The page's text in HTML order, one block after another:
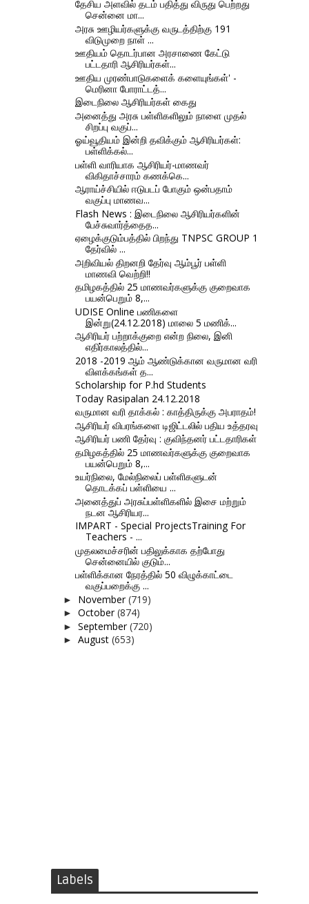
தேசிய அளவில் தடம் பதித்து விருது பெற்றது
சென்னை மா...
அரசு ஊழியர்களுக்கு வருடத்திற்கு 191
விடுமுறை நாள் ...
ஊதியம் தொடர்பான அரசாணை கேட்டு
பட்டதாரி ஆசிரியர்கள்...
ஊதிய முரண்பாடுகளைக் களையுங்கள்' -
மெரினா போராட்டத்...
இடைநிலை ஆசிரியர்கள் கைது
அனைத்து அரசு பள்ளிகளிலும் நாளை முதல்
சிறப்பு வகுப்...
ஓய்வூதியம் இன்றி தவிக்கும் ஆசிரியர்கள்:
பள்ளிக்கல்...
பள்ளி வாரியாக ஆசிரியர்-மாணவர்
விகிதாச்சாரம் கணக்கெ...
ஆராய்ச்சியில் ஈடுபடப் போகும் ஒன்பதாம்
வகுப்பு மாணவ...
Flash News : இடைநிலை ஆசிரியர்களின்
பேச்சுவார்த்தைத...
ஏழைக்குடும்பத்தில் பிறந்து TNPSC GROUP 1
தேர்வில் ...
அறிவியல் திறனறி தேர்வு ஆம்பூர் பள்ளி
மாணவி வெற்றி!!
தமிழகத்தில் 25 மாணவர்களுக்கு குறைவாக
பயன்பெறும் 8,...
UDISE Online பணிகளை
இன்று(24.12.2018) மாலை 5 மணிக்...
ஆசிரியர் பற்றாக்குறை என்ற நிலை, இனி
எதிர்காலத்தில்...
2018 -2019 ஆம் ஆண்டுக்கான வருமான வரி
விளக்கங்கள் த...
Scholarship for P.hd Students
Today Rasipalan 24.12.2018
வருமான வரி தாக்கல் : காத்திருக்கு அபராதம்!
ஆசிரியர் விபரங்களை டிஜிட்டலில் பதிய உத்தரவு
ஆசிரியர் பணி தேர்வு : குவிந்தனர் பட்டதாரிகள்
தமிழகத்தில் 25 மாணவர்களுக்கு குறைவாக
பயன்பெறும் 8,...
உயர்நிலை, மேல்நிலைப் பள்ளிகளுடன்
தொடக்கப் பள்ளியை ...
அனைத்துப் அரசுப்பள்ளிகளில் இசை மற்றும்
நடன ஆசிரியர...
IMPART - Special ProjectsTraining For
Teachers - ...
முதலமைச்சரின் பதிலுக்காக தற்போது
சென்னையில் குடும்...
பள்ளிக்கான நேரத்தில் 50 விழுக்காட்டை
வகுப்பறைக்கு ...
► November(719)
► October(874)
► September(720)
► August (653)
Labels